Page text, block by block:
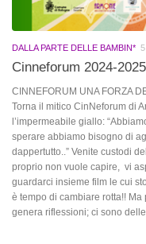
DALLA PARTE DELLE BAMBIN*
Cinneforum 2024-2025
CINNEFORUM UNA FORZA
Torna il mitico CinNeforum di
l’impermeabile giallo:
sperare abbiamo bisogno di
dappertutto..” Venite custodi
proprio non vuole capire, vi
guardarci insieme film le cui
è tempo di cambiare rotta!!
genera riflessioni; ci sono